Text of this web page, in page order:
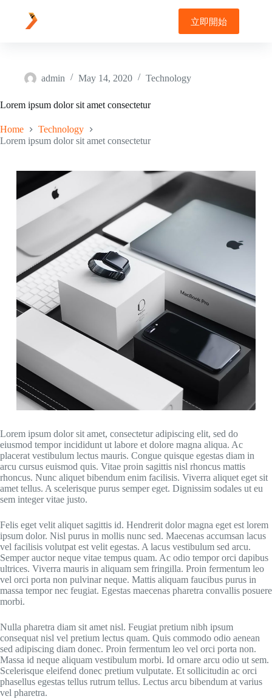
content
立即開始
admin May 14, 2020 Technology
Lorem ipsum dolor sit amet consectetur
Home
Technology
Lorem ipsum dolor sit amet consectetur
Lorem ipsum dolor sit amet, consectetur adipiscing elit, sed do
eiusmod tempor incididunt ut labore et dolore magna aliqua. Ac
placerat vestibulum lectus mauris. Congue quisque egestas diam in
arcu cursus euismod quis. Vitae proin sagittis nisl rhoncus mattis
rhoncus. Nunc aliquet bibendum enim facilisis. Viverra aliquet eget sit
amet tellus. A scelerisque purus semper eget. Dignissim sodales ut eu
sem integer vitae justo.
Felis eget velit aliquet sagittis id. Hendrerit dolor magna eget est lorem
ipsum dolor. Nisl purus in mollis nunc sed. Maecenas accumsan lacus
vel facilisis volutpat est velit egestas. A lacus vestibulum sed arcu.
Semper auctor neque vitae tempus quam. Ac odio tempor orci dapibus
ultrices. Viverra mauris in aliquam sem fringilla. Proin fermentum leo
vel orci porta non pulvinar neque. Mattis aliquam faucibus purus in
massa tempor nec feugiat. Egestas maecenas pharetra convallis posuere
morbi.
Nulla pharetra diam sit amet nisl. Feugiat pretium nibh ipsum
consequat nisl vel pretium lectus quam. Quis commodo odio aenean
sed adipiscing diam donec. Proin fermentum leo vel orci porta non.
Massa id neque aliquam vestibulum morbi. Id ornare arcu odio ut sem.
Scelerisque eleifend donec pretium vulputate. Et sollicitudin ac orci
phasellus egestas tellus rutrum tellus. Lectus arcu bibendum at varius
vel pharetra.